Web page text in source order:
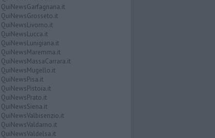
QuiNewsGarfagnana.it
QuiNewsGrosseto.it
QuiNewsLivorno.it
QuiNewsLucca.it
QuiNewsLunigiana.it
QuiNewsMaremma.it
QuiNewsMassaCarrara.it
QuiNewsMugello.it
QuiNewsPisa.it
QuiNewsPistoia.it
QuiNewsPrato.it
QuiNewsSiena.it
QuiNewsValbisenzio.it
QuiNewsValdarno.it
QuiNewsValdelsa.it